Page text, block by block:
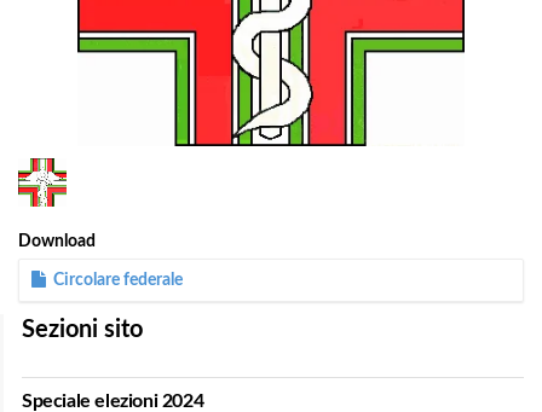
Download
Circolare federale
Sezioni sito
Speciale elezioni 2024